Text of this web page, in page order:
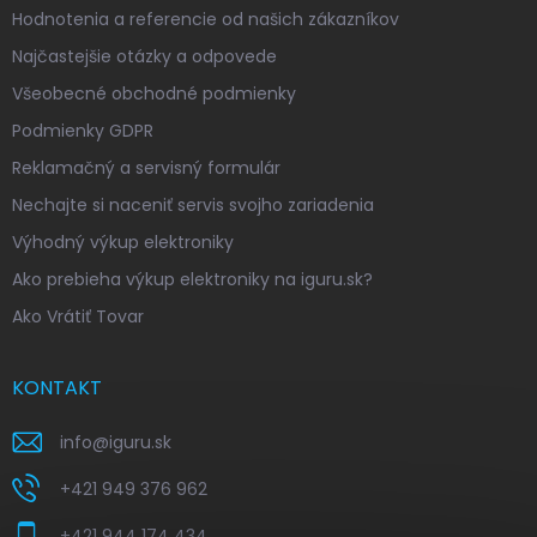
Hodnotenia a referencie od našich zákazníkov
Najčastejšie otázky a odpovede
Všeobecné obchodné podmienky
Podmienky GDPR
Reklamačný a servisný formulár
Nechajte si naceniť servis svojho zariadenia
Výhodný výkup elektroniky
Ako prebieha výkup elektroniky na iguru.sk?
Ako Vrátiť Tovar
KONTAKT
info@iguru.sk
+421 949 376 962